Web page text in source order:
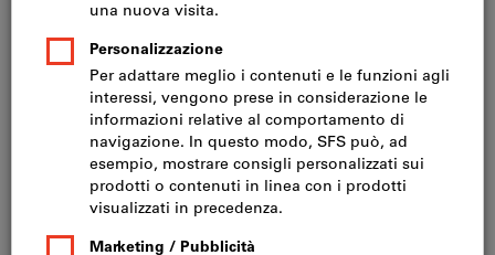
Prezzo per 1 Articolo
IVA inclusa Prezzo più spese di spedizione
IVA esclusa CHF 27.00
Quantità minima d‘ordine 10 articoli
Ordinabili per multipli di: 10 articoli